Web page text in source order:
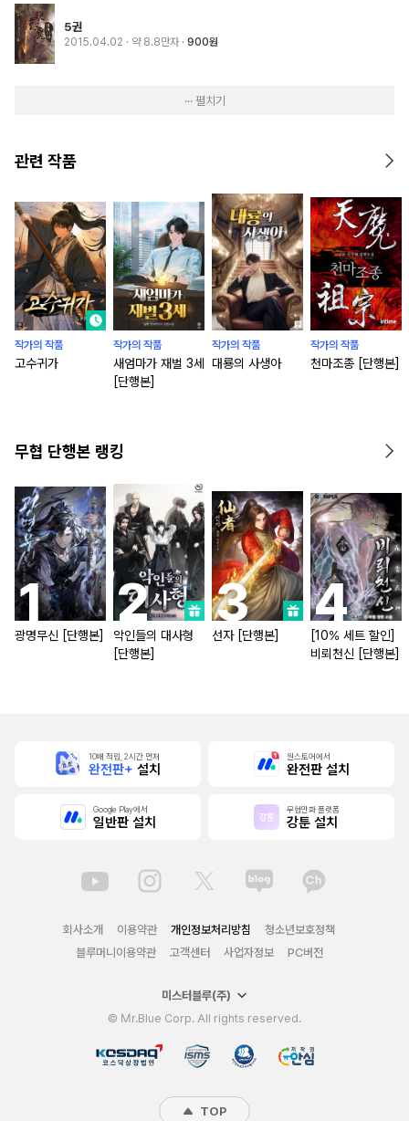
5권
2015.04.02 · 약 8.8만자 900원
··· 펼치기
관련 작품
작가의 작품
고수귀가
작가의 작품
새엄마가 재벌 3세
[단행본]
작가의 작품
대룡의 사생아
작가의 작품
천마조종 [단행본]
무협 단행본 랭킹
광명무신 [단행본]
악인들의 대사형
[단행본]
선자 [단행본]
[10% 세트 할인]
비뢰천신 [단행본]
10배 적립, 2시간 먼저
완전판+ 설치
원스토어에서
완전판 설치
Google Play에서
일반판 설치
무협만화 플랫폼
강툰 설치
회사소개 이용약관 개인정보처리방침
청소년보호정책
블루머니이용약관
고객센터 사업자정보 PC버전
미스터블루(주)
© Mr.Blue Corp. All rights reserved.
TOP